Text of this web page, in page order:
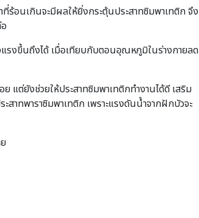
ร้อนเกินจะมีผลให้ยิ่งกระตุ้นประสาทซิมพาเทติก จึง
รงขึ้นถึงได้ เมื่อเทียบกับตอนอุณหภูมิในร่างกายลด
แต่ยังช่วยให้ประสาทซิมพาเทติกทำงานได้ดี เสริม
าทพาราซิมพาเทติก เพราะแรงดันน้ำจากฝักบัวจะ